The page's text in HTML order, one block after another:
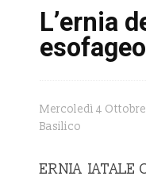
L’ernia
esofageo
Mercoledì 4
Basilico
ERNIA IATALE